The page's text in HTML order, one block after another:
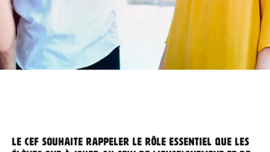
Le CEF souhaite rappeler le rôle essentiel que les